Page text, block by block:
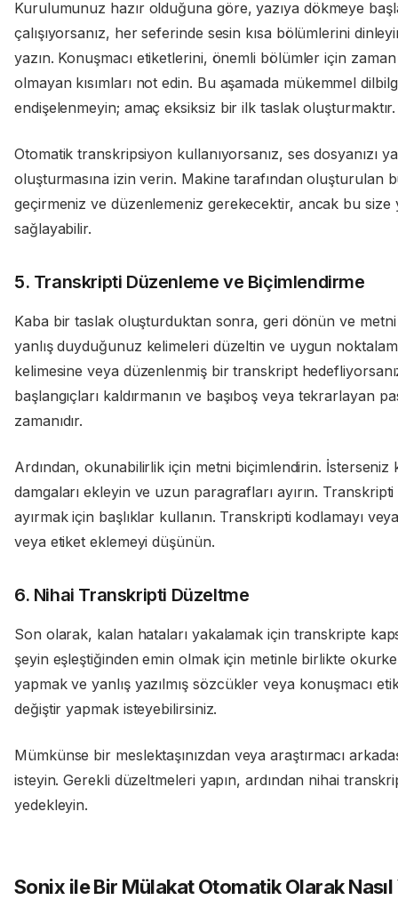
Kurulumunuz hazır olduğuna göre, yazıya dökmeye
çalışıyorsanız, her seferinde sesin kısa bölümlerini
yazın. Konuşmacı etiketlerini, önemli bölümler için
olmayan kısımları not edin. Bu aşamada mükemmel
endişelenmeyin; amaç eksiksiz bir ilk taslak oluşturmaktır.
Otomatik transkripsiyon kullanıyorsanız, ses dosyanızı
oluşturmasına izin verin. Makine tarafından oluşturulan
geçirmeniz ve düzenlemeniz gerekecektir, ancak bu size
sağlayabilir.
5. Transkripti Düzenleme ve Biçimlendirme
Kaba bir taslak oluşturduktan sonra, geri dönün ve metni
yanlış duyduğunuz kelimeleri düzeltin ve uygun
kelimesine veya düzenlenmiş bir transkript
başlangıçları kaldırmanın ve başıboş veya tekrarlayan
zamanıdır.
Ardından, okunabilirlik için metni biçimlendirin. İsterseniz
damgaları ekleyin ve uzun paragrafları ayırın.
ayırmak için başlıklar kullanın. Transkripti kodlamayı
veya etiket eklemeyi düşünün.
6. Nihai Transkripti Düzeltme
Son olarak, kalan hataları yakalamak için transkripte
şeyin eşleştiğinden emin olmak için metinle birlikte
yapmak ve yanlış yazılmış sözcükler veya konuşmacı
değiştir yapmak isteyebilirsiniz.
Mümkünse bir meslektaşınızdan veya araştırmacı
isteyin. Gerekli düzeltmeleri yapın, ardından nihai
yedekleyin.
Sonix ile Bir Mülakat Otomatik Olarak Nasıl